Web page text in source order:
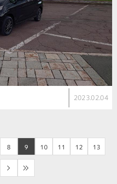
2023.02.04
8 9 10 11 12 13
> >>